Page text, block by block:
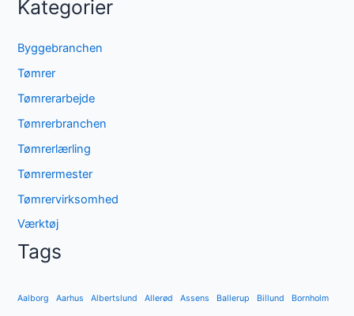
Kategorier
Byggebranchen
Tømrer
Tømrerarbejde
Tømrerbranchen
Tømrerlærling
Tømrermester
Tømrervirksomhed
Værktøj
Tags
Aalborg Aarhus Albertslund Allerød Assens Ballerup Billund Bornholm